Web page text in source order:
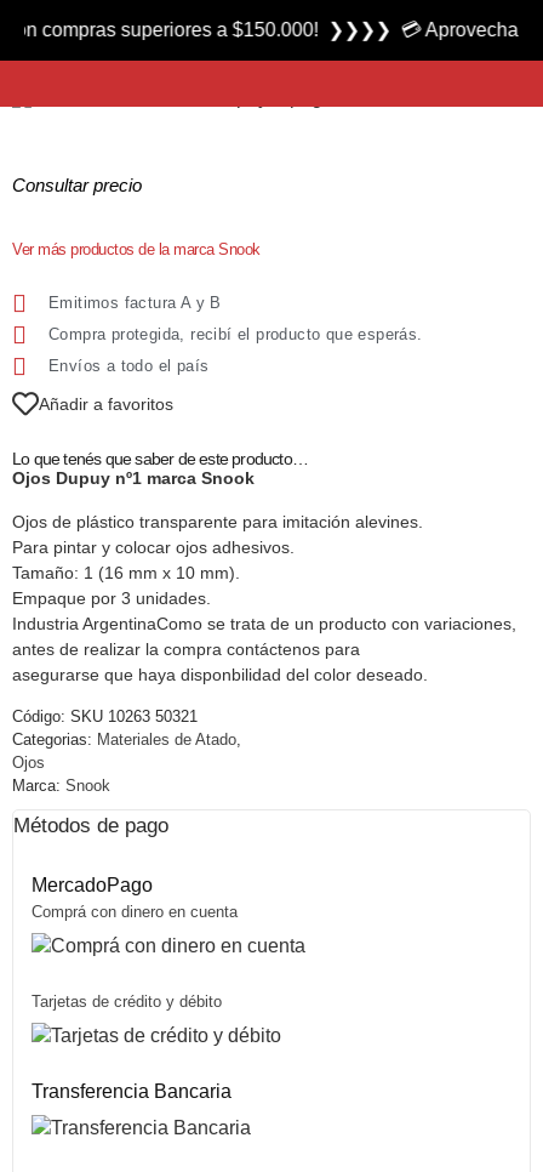
Producto nuevo
Ojos Dupuy nº1 marca Snook
Consultar precio
Ver más productos de la marca Snook
Emitimos factura A y B
Compra protegida, recibí el producto que esperás.
Envíos a todo el país
Añadir a favoritos
Lo que tenés que saber de este producto…
Ojos Dupuy nº1 marca Snook
Ojos de plástico transparente para imitación alevines.
Para pintar y colocar ojos adhesivos.
Tamaño: 1 (16 mm x 10 mm).
Empaque por 3 unidades.
Industria ArgentinaComo se trata de un producto con variaciones,
antes de realizar la compra contáctenos para
asegurarse que haya disponbilidad del color deseado.
Código: SKU 10263 50321
Categorias: Materiales de Atado
Ojos
Marca: Snook
Métodos de pago
MercadoPago
Comprá con dinero en cuenta
Tarjetas de crédito y débito
Transferencia Bancaria
superiores a $150.000! ❯❯❯❯ 💳 Aprovecha las 3